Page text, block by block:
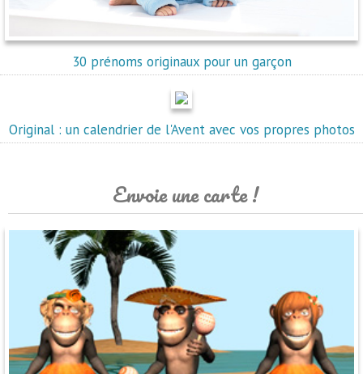
30 prénoms originaux pour un garçon
Original : un calendrier de l'Avent avec vos propres photos
Envoie une carte !